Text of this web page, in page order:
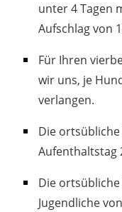
unter 4 Tagen
Aufschlag von
Für Ihren
wir uns, je
verlangen.
Die
Aufenthaltstag
Die
Jugendliche